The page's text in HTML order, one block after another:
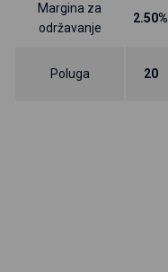
Margina za
održavanje
2.50%
Poluga 20